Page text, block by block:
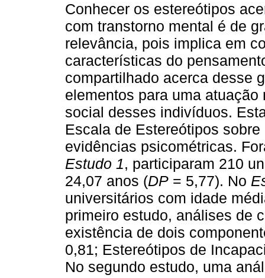
Conhecer os estereótipos
com transtorno mental é de
relevância, pois implica em
características do
compartilhado acerca desse
elementos para uma
social desses indivíduos.
Escala de Estereótipos
evidências psicométricas.
Estudo 1, participaram 210
24,07 anos (DP = 5,77). No
universitários com idade
primeiro estudo, análises de
existência de dois
0,81; Estereótipos de
No segundo estudo, uma